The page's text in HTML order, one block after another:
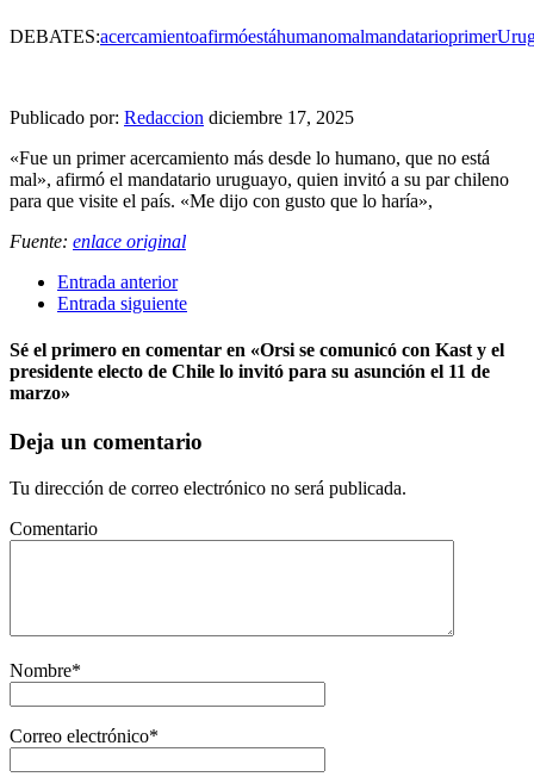
DEBATES:acercamientoafirmóestáhumanomalmandatarioprimer
Publicado por: Redaccion diciembre 17, 2025
«Fue un primer acercamiento más desde lo humano, que no está
mal», afirmó el mandatario uruguayo, quien invitó a su par chileno
para que visite el país. «Me dijo con gusto que lo haría»,
Fuente: enlace original
Entrada anterior
Entrada siguiente
Sé el primero en comentar en «Orsi se comunicó con Kast y el
presidente electo de Chile lo invitó para su asunción el 11 de
marzo»
Deja un comentario
Tu dirección de correo electrónico no será publicada.
Comentario
Nombre*
Correo electrónico*